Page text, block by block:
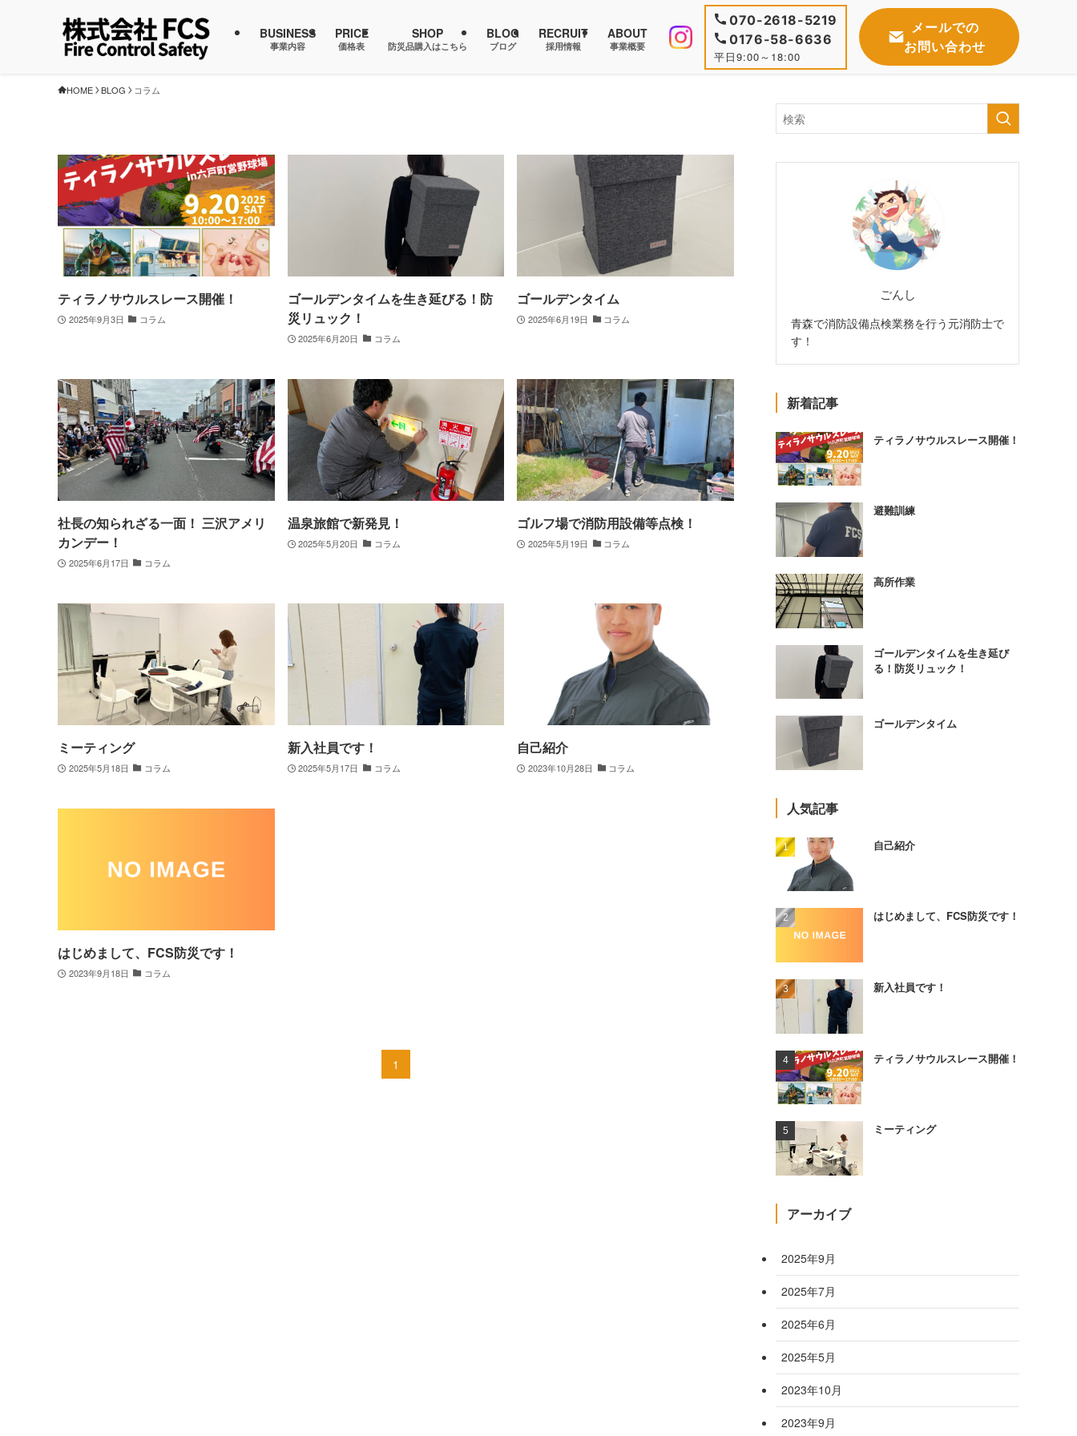
BUSINESS
事業内容
PRICE
価格表
SHOP
防災品購入はこちら
BLOG
ブログ
RECRUIT
採用情報
ABOUT
事業概要
070-2618-5219
0176-58-6636
平日9:00～18:00
メールでの
お問い合わせ
HOME BLOG コラム
ティラノサウルスレース開催！
2025年9月3日 コラム
ゴールデンタイムを生き延びる！防
災リュック！
2025年6月20日 コラム
ゴールデンタイム
2025年6月19日 コラム
社長の知られざる一面！ 三沢アメリ
カンデー！
2025年6月17日 コラム
温泉旅館で新発見！
2025年5月20日 コラム
ゴルフ場で消防用設備等点検！
2025年5月19日 コラム
ミーティング
2025年5月18日 コラム
新入社員です！
2025年5月17日 コラム
自己紹介
2023年10月28日 コラム
はじめまして、FCS防災です！
2023年9月18日 コラム
1
ごんし
青森で消防設備点検業務を行う元消防士で
す！
新着記事
ティラノサウルスレース開催！
避難訓練
高所作業
ゴールデンタイムを生き延び
る！防災リュック！
ゴールデンタイム
人気記事
自己紹介
はじめまして、FCS防災です！
新入社員です！
ティラノサウルスレース開催！
ミーティング
アーカイブ
2025年9月
2025年7月
2025年6月
2025年5月
2023年10月
2023年9月